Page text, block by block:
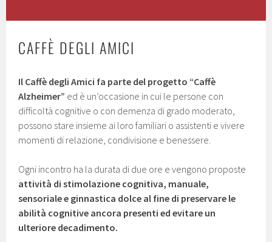
CAFFÈ DEGLI AMICI
Il Caffè degli Amici fa parte del progetto “Caffè
Alzheimer” ed è un’occasione in cui le persone con
difficoltà cognitive o con demenza di grado moderato,
possono stare insieme ai loro familiari o assistenti e vivere
momenti di relazione, condivisione e benessere.
Ogni incontro ha la durata di due ore e vengono proposte
attività di stimolazione cognitiva, manuale,
sensoriale e ginnastica dolce al fine di preservare le
abilità cognitive ancora presenti ed evitare un
ulteriore decadimento.